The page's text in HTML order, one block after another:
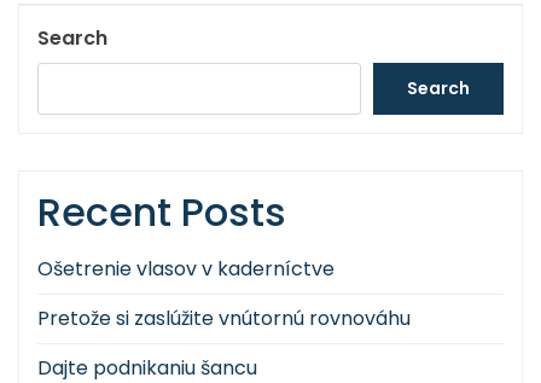
Search
Search
Recent Posts
Ošetrenie vlasov v kaderníctve
Pretože si zaslúžite vnútornú rovnováhu
Dajte podnikaniu šancu